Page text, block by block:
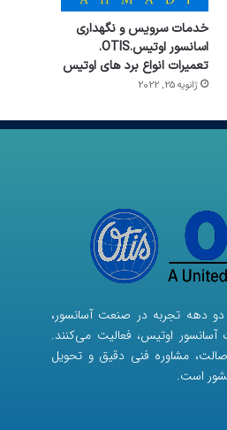
خدمات سرویس و نگهداری
اسانسور اوتیس.OTIS.
تعمیرات انواع برد های اوتیس
ژانویه 25, 2022
دو دهه تجربه در صنعت آسانسور،
اوتیس، فعالیت می‌کنند.
مشاوره فنی دقیق و تحویل
است.